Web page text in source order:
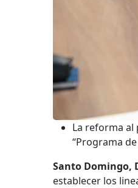
La reforma al
“Programa
Santo Domingo,
establecer los